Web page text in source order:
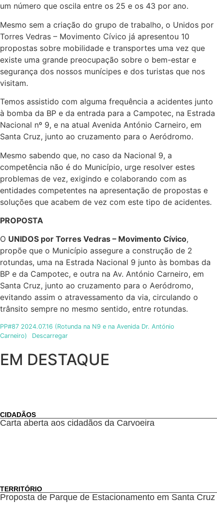
um número que oscila entre os 25 e os 43 por ano.
Mesmo sem a criação do grupo de trabalho, o Unidos por
Torres Vedras – Movimento Cívico já apresentou 10
propostas sobre mobilidade e transportes uma vez que
existe uma grande preocupação sobre o bem-estar e
segurança dos nossos munícipes e dos turistas que nos
visitam.
Temos assistido com alguma frequência a acidentes junto
à bomba da BP e da entrada para a Campotec, na Estrada
Nacional nº 9, e na atual Avenida António Carneiro, em
Santa Cruz, junto ao cruzamento para o Aeródromo.
Mesmo sabendo que, no caso da Nacional 9, a
competência não é do Município, urge resolver estes
problemas de vez, exigindo e colaborando com as
entidades competentes na apresentação de propostas e
soluções que acabem de vez com este tipo de acidentes.
PROPOSTA
O UNIDOS por Torres Vedras – Movimento Cívico,
propõe que o Município assegure a construção de 2
rotundas, uma na Estrada Nacional 9 junto às bombas da
BP e da Campotec, e outra na Av. António Carneiro, em
Santa Cruz, junto ao cruzamento para o Aeródromo,
evitando assim o atravessamento da via, circulando o
trânsito sempre no mesmo sentido, entre rotundas.
PP#87 2024.07.16 (Rotunda na N9 e na Avenida Dr. António
Carneiro)
Descarregar
EM DESTAQUE
CIDADÃOS
Carta aberta aos cidadãos da Carvoeira
TERRITÓRIO
Proposta de Parque de Estacionamento em Santa Cruz